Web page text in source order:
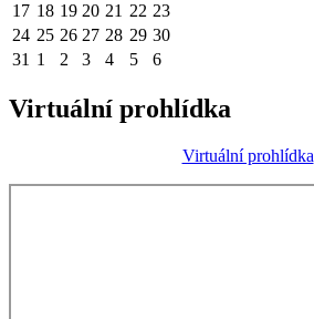
17 18 19 20 21 22 23
24 25 26 27 28 29 30
31 1 2 3 4 5 6
Virtuální prohlídka
Virtuální prohlídka